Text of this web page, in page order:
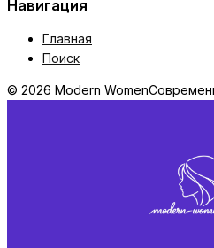
Навигация
Главная
Поиск
© 2026 Modern Women